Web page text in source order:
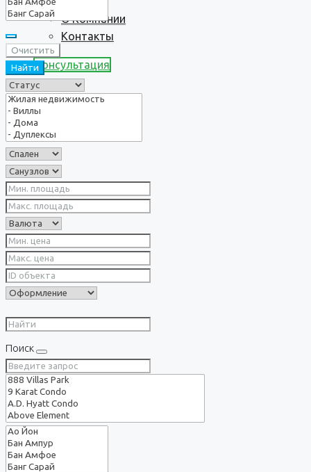
О Компании
Контакты
Консультация
Очистить
Найти
Поиск